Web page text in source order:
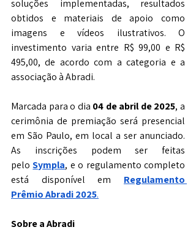
soluções implementadas, resultados
obtidos e materiais de apoio como
imagens e vídeos ilustrativos. O
investimento varia entre R$ 99,00 e R$
495,00, de acordo com a categoria e a
associação à Abradi.
Marcada para o dia 04 de abril de 2025, a
cerimônia de premiação será presencial
em São Paulo, em local a ser anunciado.
As inscrições podem ser feitas
pelo Sympla, e o regulamento completo
está disponível em Regulamento
Prêmio Abradi 2025.
Sobre a Abradi